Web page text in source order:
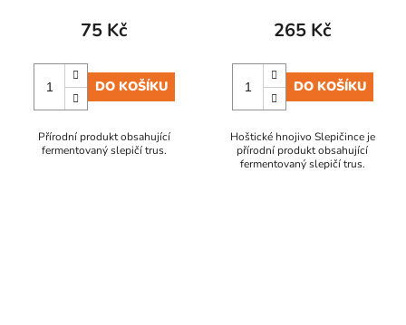
75 Kč
DO KOŠÍKU
Přírodní produkt obsahující
fermentovaný slepičí trus.
265 Kč
DO KOŠÍKU
Hoštické hnojivo Slepičince je
přírodní produkt obsahující
fermentovaný slepičí trus.